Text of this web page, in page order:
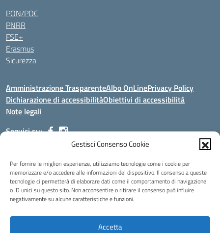
Gestisci Consenso Cookie
Per fornire le migliori esperienze, utilizziamo tecnologie come i cookie per
memorizzare e/o accedere alle informazioni del dispositivo. Il consenso a queste
tecnologie ci permetterà di elaborare dati come il comportamento di navigazione
o ID unici su questo sito. Non acconsentire o ritirare il consenso può influire
negativamente su alcune caratteristiche e funzioni.
Accetta
PON/POC
PNRR
FSE+
Erasmus
Sicurezza
Amministrazione TrasparenteAlbo OnLinePrivacy Policy
Dichiarazione di accessibilitàObiettivi di accessibilità
Note legali
Seguici su:
Indirizzo:Via Malagrida, 3 - 22017 Menaggio (CO)
Centralino:+39 0344.32.539 Email:cois00100g@istruzione.it
Posta elettronica certificata (PEC):cois00100g@pec.istruzione.it
Codice fiscale: 84004690131
Codice Indice delle Pubbliche Amministrazioni (IPA): istsc_cois00100g